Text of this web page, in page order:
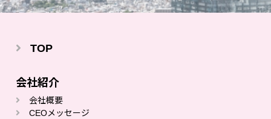
TOP
会社紹介
会社概要
CEOメッセージ